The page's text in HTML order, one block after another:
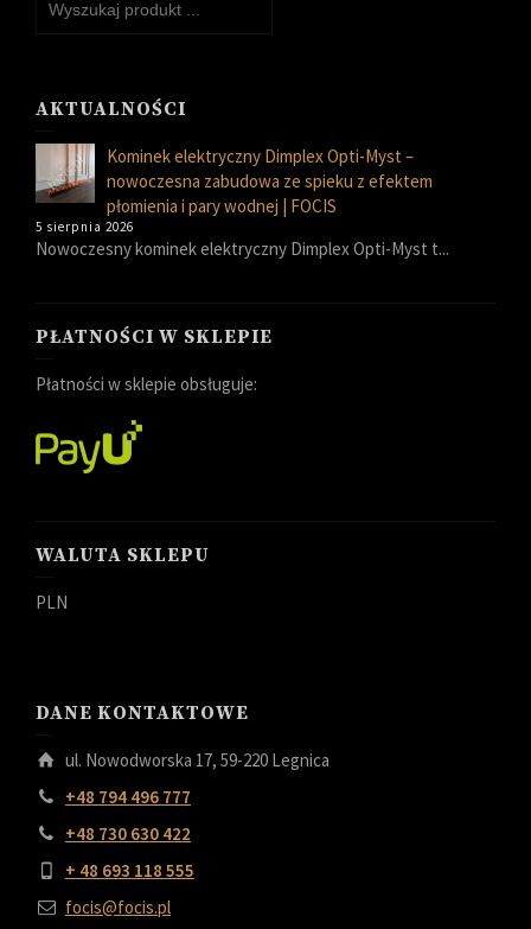
AKTUALNOŚCI
Kominek elektryczny Dimplex Opti-Myst –
nowoczesna zabudowa ze spieku z efektem
płomienia i pary wodnej | FOCIS
5 sierpnia 2026
Nowoczesny kominek elektryczny Dimplex Opti-Myst t...
PŁATNOŚCI W SKLEPIE
Płatności w sklepie obsługuje:
WALUTA SKLEPU
PLN
DANE KONTAKTOWE
ul. Nowodworska 17, 59-220 Legnica
+48 794 496 777
+48 730 630 422
+ 48 693 118 555
focis@focis.pl